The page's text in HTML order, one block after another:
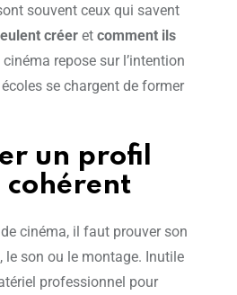
souvent ceux qui savent
créer et comment ils
cinéma repose sur l’intention
se chargent de former
un profil
cinéma, il faut prouver son
le son ou le montage. Inutile
professionnel pour